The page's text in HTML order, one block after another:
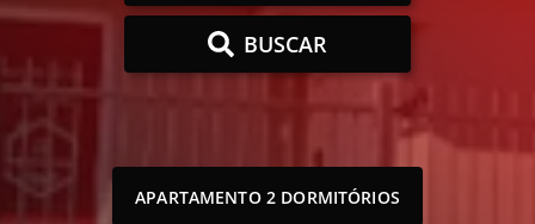
BUSCAR
APARTAMENTO 2 DORMITÓRIOS